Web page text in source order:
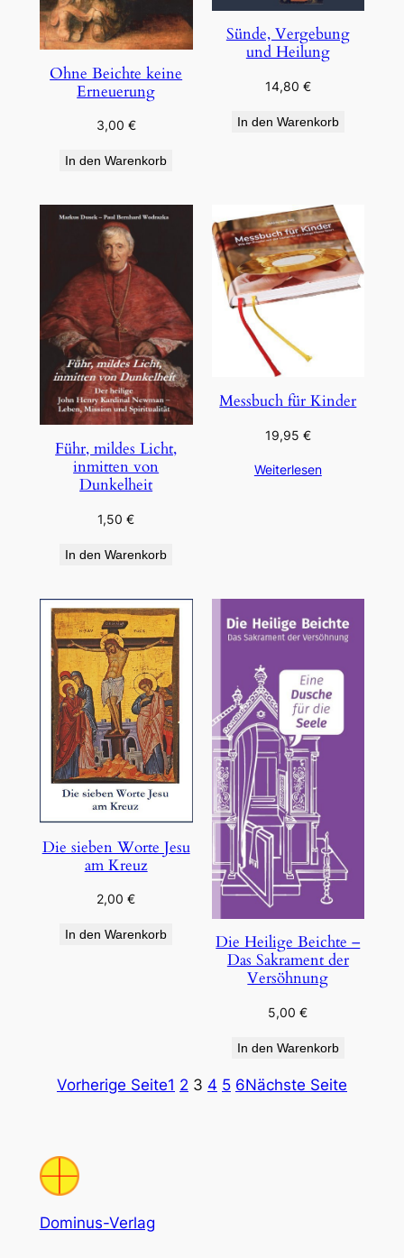
Ohne Beichte keine
Erneuerung
3,00 €
In den Warenkorb
Sünde, Vergebung
und Heilung
14,80 €
In den Warenkorb
Führ, mildes Licht,
inmitten von
Dunkelheit
1,50€
In den Warenkorb
Messbuch für Kinder
19,95 €
Weiterlesen
Die sieben Worte Jesu
am Kreuz
2,00€
In den Warenkorb
Die Heilige Beichte –
Das Sakrament der
Versöhnung
5,00€
In den Warenkorb
Vorherige Seite1 2 3 4 5 6Nächste Seite
Dominus-Verlag